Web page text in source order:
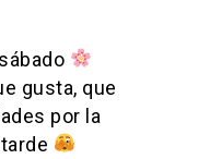
gusta, que
por la